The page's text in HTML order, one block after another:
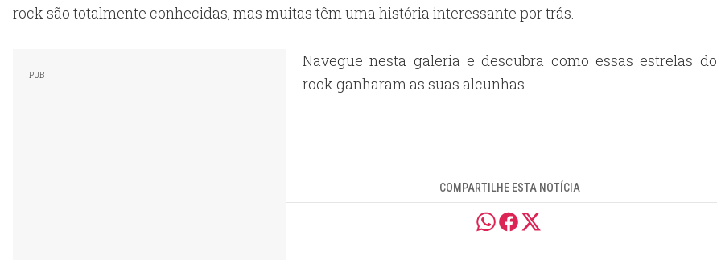
rock são totalmente conhecidas, mas muitas têm uma história interessante por trás.
Navegue nesta galeria e descubra como essas estrelas do
rock ganharam as suas alcunhas.
COMPARTILHE ESTA NOTÍCIA